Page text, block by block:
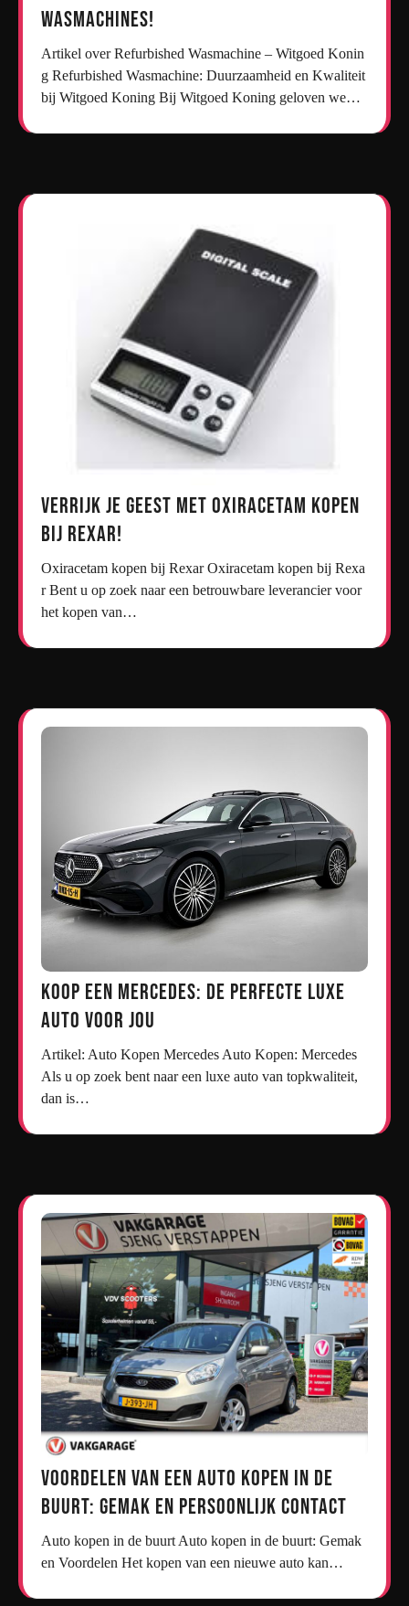
wasmachines!
Artikel over Refurbished Wasmachine – Witgoed Konin
g Refurbished Wasmachine: Duurzaamheid en Kwaliteit
bij Witgoed Koning Bij Witgoed Koning geloven we…
Verrijk je geest met oxiracetam kopen
bij Rexar!
Oxiracetam kopen bij Rexar Oxiracetam kopen bij Rexa
r Bent u op zoek naar een betrouwbare leverancier voor
het kopen van…
Koop een Mercedes: De Perfecte Luxe
Auto voor Jou
Artikel: Auto Kopen Mercedes Auto Kopen: Mercedes
Als u op zoek bent naar een luxe auto van topkwaliteit,
dan is…
Voordelen van een Auto Kopen in de
Buurt: Gemak en Persoonlijk Contact
Auto kopen in de buurt Auto kopen in de buurt: Gemak
en Voordelen Het kopen van een nieuwe auto kan…